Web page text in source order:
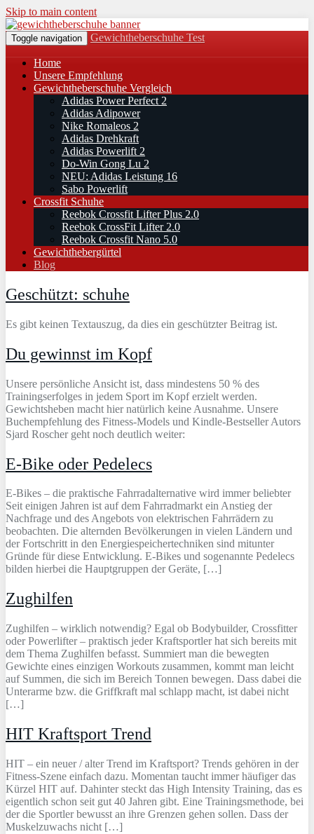
Skip to main content
Toggle navigation Gewichtheberschuhe Test
Home
Unsere Empfehlung
Gewichtheberschuhe Vergleich
Adidas Power Perfect 2
Adidas Adipower
Nike Romaleos 2
Adidas Drehkraft
Adidas Powerlift 2
Do-Win Gong Lu 2
NEU: Adidas Leistung 16
Sabo Powerlift
Crossfit Schuhe
Reebok Crossfit Lifter Plus 2.0
Reebok CrossFit Lifter 2.0
Reebok Crossfit Nano 5.0
Gewichthebergürtel
Blog
Geschützt: schuhe
Es gibt keinen Textauszug, da dies ein geschützter Beitrag ist.
Du gewinnst im Kopf
Unsere persönliche Ansicht ist, dass mindestens 50 % des
Trainingserfolges in jedem Sport im Kopf erzielt werden.
Gewichtsheben macht hier natürlich keine Ausnahme. Unsere
Buchempfehlung des Fitness-Models und Kindle-Bestseller Autors
Sjard Roscher geht noch deutlich weiter:
E-Bike oder Pedelecs
E-Bikes – die praktische Fahrradalternative wird immer beliebter
Seit einigen Jahren ist auf dem Fahrradmarkt ein Anstieg der
Nachfrage und des Angebots von elektrischen Fahrrädern zu
beobachten. Die alternden Bevölkerungen in vielen Ländern und
der Fortschritt in den Energiespeichertechniken sind mitunter
Gründe für diese Entwicklung. E-Bikes und sogenannte Pedelecs
bilden hierbei die Hauptgruppen der Geräte, […]
Zughilfen
Zughilfen – wirklich notwendig? Egal ob Bodybuilder, Crossfitter
oder Powerlifter – praktisch jeder Kraftsportler hat sich bereits mit
dem Thema Zughilfen befasst. Summiert man die bewegten
Gewichte eines einzigen Workouts zusammen, kommt man leicht
auf Summen, die sich im Bereich Tonnen bewegen. Dass dabei die
Unterarme bzw. die Griffkraft mal schlapp macht, ist dabei nicht
[…]
HIT Kraftsport Trend
HIT – ein neuer / alter Trend im Kraftsport? Trends gehören in der
Fitness-Szene einfach dazu. Momentan taucht immer häufiger das
Kürzel HIT auf. Dahinter steckt das High Intensity Training, das es
eigentlich schon seit gut 40 Jahren gibt. Eine Trainingsmethode, bei
der die Sportler bewusst an ihre Grenzen gehen sollen. Dass der
Muskelzuwachs nicht […]